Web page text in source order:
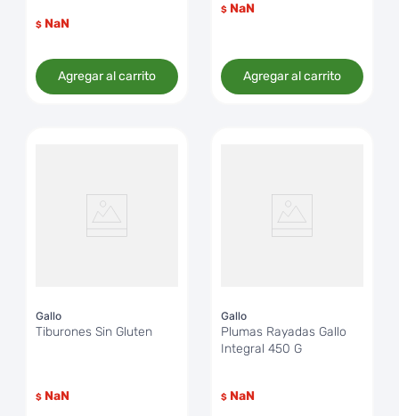
$ NaN
Agregar al carrito
$ NaN
Agregar al carrito
Gallo
Tiburones Sin Gluten
$ NaN
Gallo
Plumas Rayadas Gallo
Integral 450 G
$ NaN